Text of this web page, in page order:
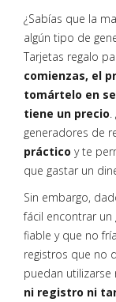
¿Sabías que la
algún tipo de
Tarjetas regalo
comienzas, el
tomártelo en
tiene un precio.
generadores de
práctico y te
que gastar un
Sin embargo,
fácil encontrar
fiable y que no
registros que no
puedan utilizarse
ni registro ni